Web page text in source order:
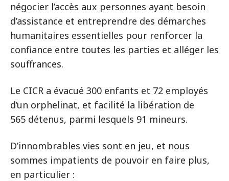
négocier l’accès aux personnes ayant besoin
d’assistance et entreprendre des démarches
humanitaires essentielles pour renforcer la
confiance entre toutes les parties et alléger les
souffrances.
Le CICR a évacué 300 enfants et 72 employés
d’un orphelinat, et facilité la libération de
565 détenus, parmi lesquels 91 mineurs.
D’innombrables vies sont en jeu, et nous
sommes impatients de pouvoir en faire plus,
en particulier :